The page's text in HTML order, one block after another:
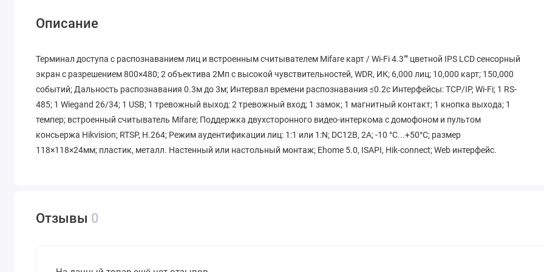
Описание
Терминал доступа с распознаванием лиц и встроенным считывателем Mifare карт / Wi-Fi 4.3"" цветной IPS LCD сенсорный
экран с разрешением 800×480; 2 объектива 2Мп с высокой чувствительностей, WDR, ИК; 6,000 лиц; 10,000 карт; 150,000
событий; Дальность распознавания 0.3м до 3м; Интервал времени распознавания ≤0.2с Интерфейсы: TCP/IP, Wi-Fi; 1 RS-
485; 1 Wiegand 26/34; 1 USB; 1 тревожный выход: 2 тревожный вход; 1 замок; 1 магнитный контакт; 1 кнопка выхода; 1
темпер; встроенный считыватель Mifare; Поддержка двухсторонного видео-интеркома с домофоном и пультом
консьержа Hikvision; RTSP, H.264; Режим аудентификации лиц: 1:1 или 1:N; DC12В, 2А; -10 °C...+50°C; размер
118×118×24мм; пластик, металл. Настенный или настольный монтаж; Ehome 5.0, ISAPI, Hik-connect; Web интерфейс.
Отзывы 0